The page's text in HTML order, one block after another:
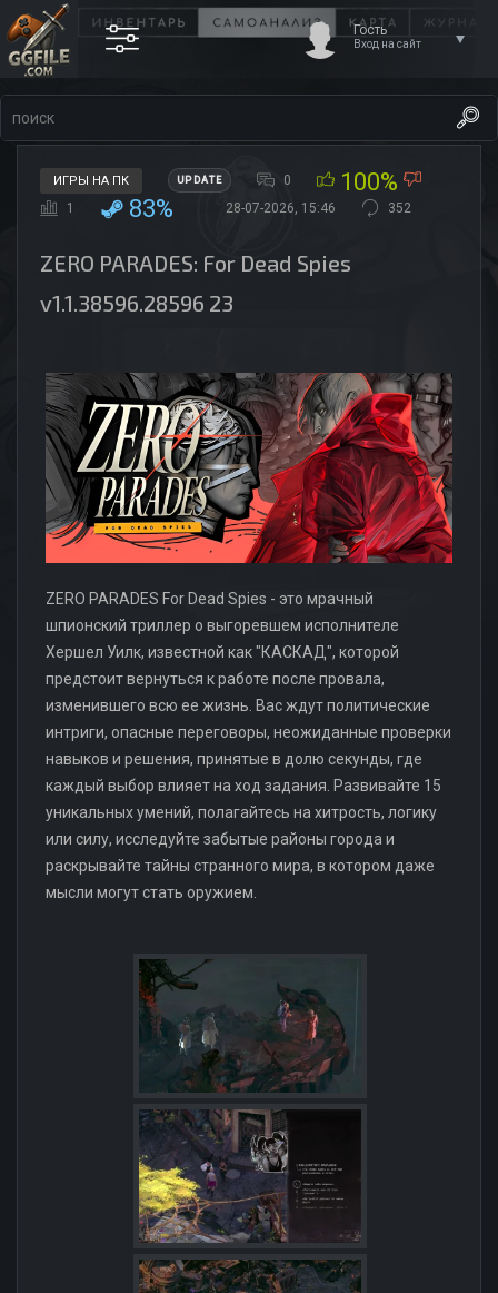
Гость
Вход на сайт
ИГРЫ НА ПК UPDATE 0 100%
1 83% 28-07-2026, 15:46 352
ZERO PARADES: For Dead Spies
v1.1.38596.28596 23
ZERO PARADES For Dead Spies - это мрачный
шпионский триллер о выгоревшем исполнителе
Хершел Уилк, известной как "КАСКАД", которой
предстоит вернуться к работе после провала,
изменившего всю ее жизнь. Вас ждут политические
интриги, опасные переговоры, неожиданные проверки
навыков и решения, принятые в долю секунды, где
каждый выбор влияет на ход задания. Развивайте 15
уникальных умений, полагайтесь на хитрость, логику
или силу, исследуйте забытые районы города и
раскрывайте тайны странного мира, в котором даже
мысли могут стать оружием.